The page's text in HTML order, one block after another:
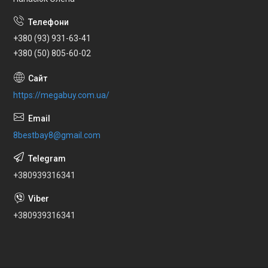
+380 (93) 931-63-41
+380 (50) 805-60-02
https://megabuy.com.ua/
8bestbay8@gmail.com
+380939316341
+380939316341